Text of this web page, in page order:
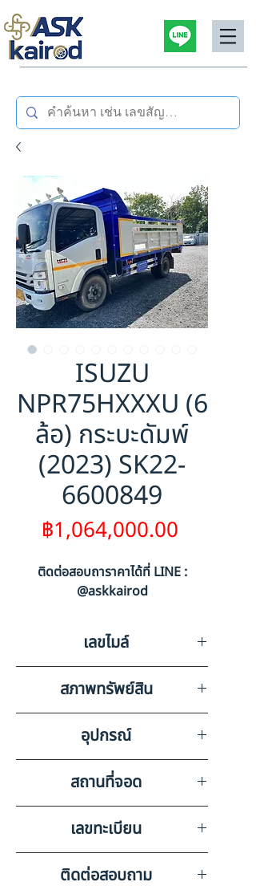
ISUZU
NPR75HXXXU (6
ล้อ) กระบะดัมพ์
(2023) SK22-
6600849
฿1,064,000.00
ติดต่อสอบถาราคาได้ที่ LINE :
@askkairod
เลขไมล์
19408
สภาพทรัพย์สิน
รอยขีดข่วนรอบคันตามรูปถ่าย
อุปกรณ์
วิทยุ,ลำโพง,แบตเตอรี่,แอร์
สถานที่จอด
บริษัท สยามอินเตอร์การประมูล
จำกัด เสรีไทย กรุงเทพ
เลขทะเบียน
69-7130 กรุงเทพมหานคร
ติดต่อสอบถาม